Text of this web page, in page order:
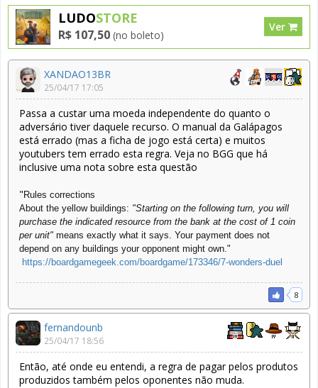
LUDOSTORE
R$ 107,50 (no boleto)
Ver
XANDAO13BR
25/04/17 17:05
Passa a custar uma moeda independente do quanto o
adversário tiver daquele recurso. O manual da Galápagos
está errado (mas a ficha de jogo está certa) e muitos
youtubers tem errado esta regra. Veja no BGG que há
inclusive uma nota sobre esta questão
" Rules corrections
About the yellow buildings: "Starting on the following turn, you will
purchase the indicated resource from the bank at the cost of 1 coin
per unit" means exactly what it says. Your payment does not
depend on any buildings your opponent might own."
https://boardgamegeek.com/boardgame/173346/7-wonders-duel
8
fernandounb
25/04/17 18:56
Então, até onde eu entendi, a regra de pagar pelos produtos
produzidos também pelos oponentes não muda.